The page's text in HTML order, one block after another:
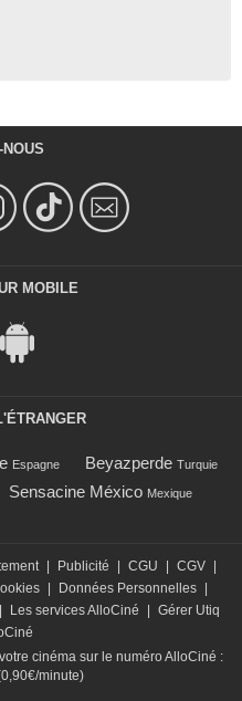
MOBILE
Espagne Beyazperde Turquie
Sensacine México Mexique
Publicité CGU CGV
Données Personnelles
Les services AlloCiné
Gérer Utiq
cinéma sur le numéro AlloCiné :
minute)